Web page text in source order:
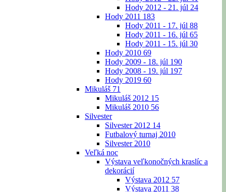
Hody 2012 - 21. júl 24
Hody 2011 183
Hody 2011 - 17. júl 88
Hody 2011 - 16. júl 65
Hody 2011 - 15. júl 30
Hody 2010 69
Hody 2009 - 18. júl 190
Hody 2008 - 19. júl 197
Hody 2019 60
Mikuláš 71
Mikuláš 2012 15
Mikuláš 2010 56
Silvester
Silvester 2012 14
Futbalový turnaj 2010
Silvester 2010
Veľká noc
Výstava veľkonočných kraslíc a
dekorácií
Výstava 2012 57
Výstava 2011 38